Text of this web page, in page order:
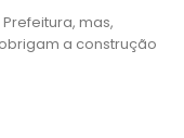
mas,
a construção